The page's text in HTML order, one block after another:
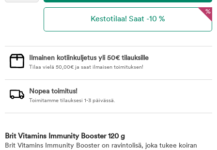
%
Ilmainen kotiinkuljetus yli 50€ tilauksille
Tilaa vielä 50,00€ ja saat ilmaisen toimituksen!
Nopea toimitus!
Toimitamme tilauksesi 1-3 päivässä.
Brit Vitamins Immunity Booster 120 g
Brit Vitamins Immunity Booster on ravintolisä, joka tukee koiran